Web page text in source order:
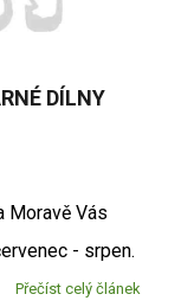
DÍLNY
Moravě Vás
- srpen.
Přečíst celý článek